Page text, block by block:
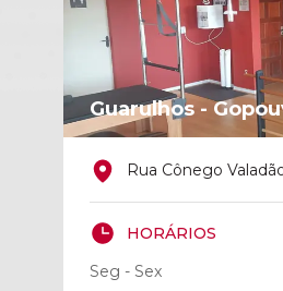
Guarulhos -
Rua Cônego
HORÁRIOS
Seg - Sex